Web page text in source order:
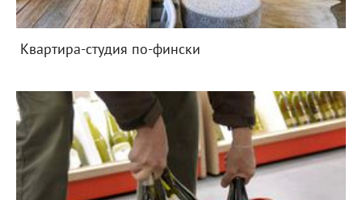
Квартира-студия по-фински